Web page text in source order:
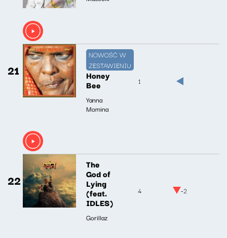
21
NOWOŚĆ W
ZESTAWIENIU
Honey
Bee
Yanna
Momina
1
22
The
God of
Lying
(feat.
IDLES)
Gorillaz
4 -2